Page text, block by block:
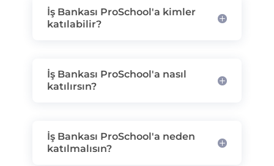
İş Bankası ProSchool'a kimler
katılabilir?
İş Bankası ProSchool'a nasıl
katılırsın?
İş Bankası ProSchool'a neden
katılmalısın?